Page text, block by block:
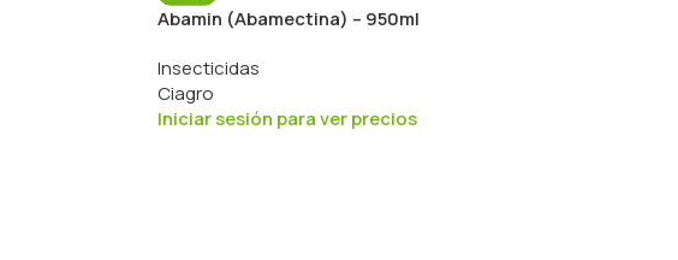
Abamin (Abamectina) – 950ml
Insecticidas
Ciagro
Iniciar sesión para ver precios